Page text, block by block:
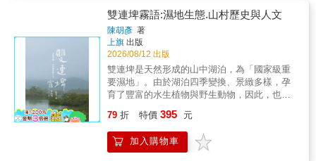
子、分子、生命和你與我。第三人稱的外部科
學觀察，加上第一人稱的內在思索，將個人歷
程、科學理念、概念與事實交織匯集。作者論
述時大量運用類比和隱喻，以非技術用語來解
釋所有必要的觀點，特別艱澀的概念以簡短摘
述代之，讓只具最粗淺背景的讀者都能一路跟
隨不致迷途。 這是一趟以科學為動力的旅程，
生機的豐富冒險的源頭。人類身為宇宙中唯一
有意識的生物，得以超脫必須身處當下的束
縛，將自己視為在過去未來的開展歷程的一部
古生物學專家安西亞．拉奇亞博士（Dr. Anthea
Lacchia）撰寫，是孩子認識地球科學的完美指
南。書中把插畫家山姆．福克納（Sam
Falconer）令人驚嘆的作品，與不斷漂移的大
陸地圖、自然界現象的真實影像完美結合，用
前所未有的視角訴說地球的故事。在這本引人
入勝的地球史圖文書中，你將讀到：• 地球簡
史：用獨特的「24小時時鐘」時間軸，清晰標
記地球的各個演化階段。• 驚奇震撼的場景：細
墨西哥猶加敦半島的隕石，到冰河時期的巨型
哺乳動物。• 結合核心課程：精采結合了生物學
雙連埤霧語:濕地生態.山村歷史與人文
陳胡彥 著
上旗 出版
2026/08/12 出版
雙連埤是天然形成的山中湖泊，為「國家級重
要濕地」。由於湖泊四季變換、景緻多樣，孕
育了豐富的水生植物與野生動物，因此，也被
如桃花源般的生態環境，也是一處素樸的美麗
山村，還有一群村民致力於保護雙連埤地區的
自然與文化資產， 努力實踐自然與人共存、共
79 折 特價 395 元
加入購物車